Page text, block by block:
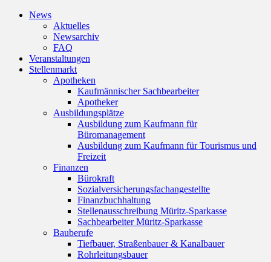
News
Aktuelles
Newsarchiv
FAQ
Veranstaltungen
Stellenmarkt
Apotheken
Kaufmännischer Sachbearbeiter
Apotheker
Ausbildungsplätze
Ausbildung zum Kaufmann für
Büromanagement
Ausbildung zum Kaufmann für Tourismus und
Freizeit
Finanzen
Bürokraft
Sozialversicherungsfachangestellte
Finanzbuchhaltung
Stellenausschreibung Müritz-Sparkasse
Sachbearbeiter Müritz-Sparkasse
Bauberufe
Tiefbauer, Straßenbauer & Kanalbauer
Rohrleitungsbauer